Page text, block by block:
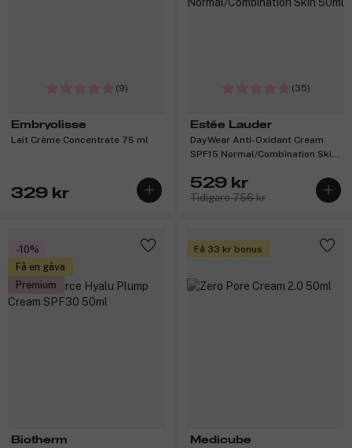
(9)
Embryolisse
Lait Crème Concentrate 75 ml
329 kr
(35)
Estée Lauder
DayWear Anti-Oxidant Cream
SPF15 Normal/Combination Skin
529 kr
Tidigare 756 kr
-10%
Få en gåva
Premium
Biotherm
Få 33 kr bonus
Medicube